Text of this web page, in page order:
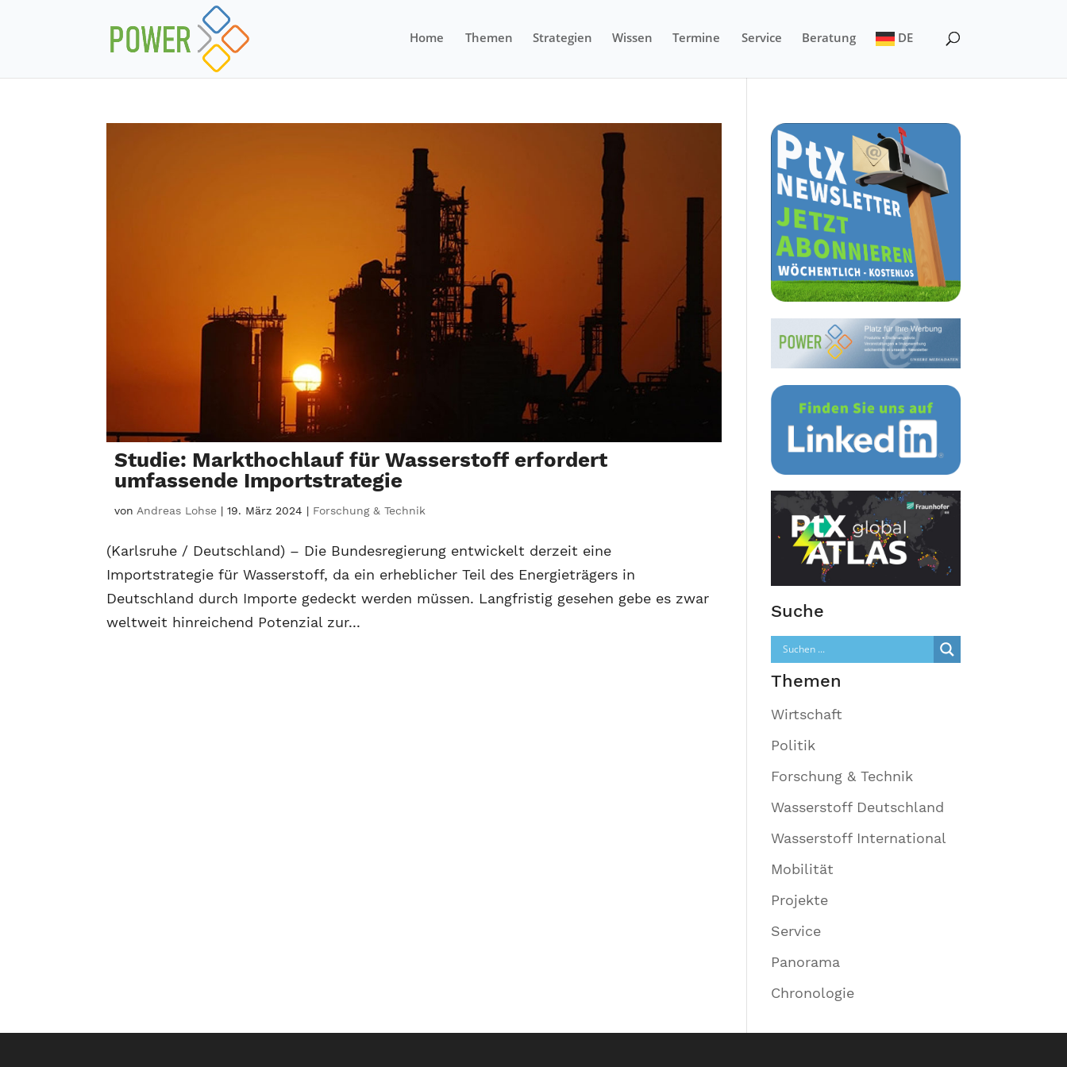
Home Themen Strategien Wissen Termine Service Beratung DE
Studie: Markthochlauf für Wasserstoff erfordert
umfassende Importstrategie
vonAndreas Lohse |19. März 2024 | Forschung & Technik
(Karlsruhe / Deutschland) – Die Bundesregierung entwickelt derzeit eine
Importstrategie für Wasserstoff, da ein erheblicher Teil des Energieträgers in
Deutschland durch Importe gedeckt werden müssen. Langfristig gesehen gebe es zwar
weltweit hinreichend Potenzial zur...
Suche
Themen
Wirtschaft
Politik
Forschung & Technik
Wasserstoff Deutschland
Wasserstoff International
Mobilität
Projekte
Service
Panorama
Chronologie